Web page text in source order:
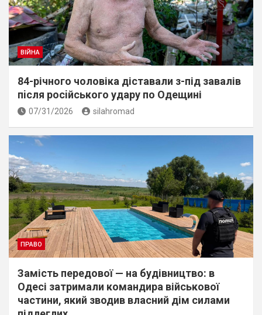
ВІЙНА
84-річного чоловіка діставали з-під завалів
пiсля росiйського удару по Одещині
07/31/2026 silahromad
ПРАВО
Замість передової — на будівництво: в
Одесі затримали командира військової
частини, який зводив власний дім силами